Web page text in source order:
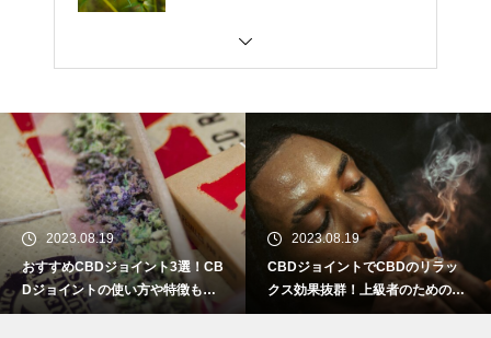
【2023決定版】CBD電子タバコ
CBDに含まれるテルペンの効果
について解説！テルペンによる
アントラージュ効果とは！？
おすすめCBDジョイント3選！C
BDジョイントの使い方や特徴も
2023.08.19
おすすめCBDジョイント3選！CB
Dジョイントの使い方や特徴も解
説！
2023.08.19
CBDジョイントでCBDのリラッ
クス効果抜群！上級者のためのC
BDジョイントの使い方を解説！